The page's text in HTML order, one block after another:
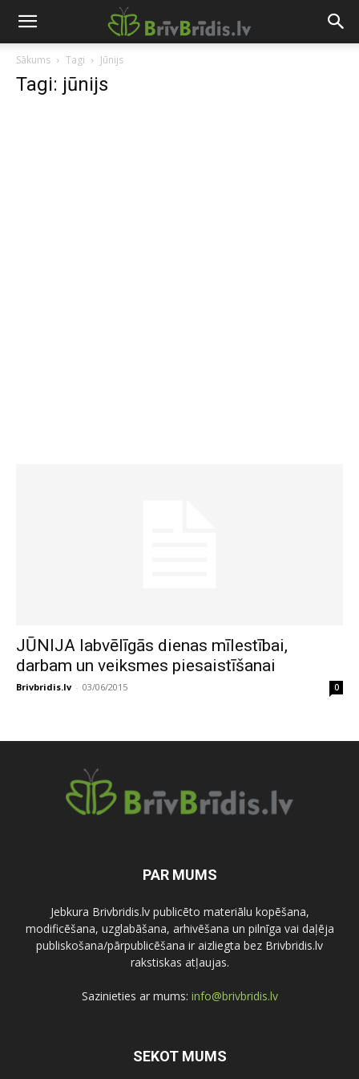
Sākums Tagi Jūnijs
Tagi: jūnijs
JŪNIJA labvēlīgās dienas mīlestībai,
darbam un veiksmes piesaistīšanai
Brivbridis.lv - 03/06/2015 0
PAR MUMS
Jebkura Brivbridis.lv publicēto materiālu kopēšana,
modificēšana, uzglabāšana, arhivēšana un pilnīga vai daļēja
publiskošana/pārpublicēšana ir aizliegta bez Brivbridis.lv
rakstiskas atļaujas.
Sazinieties ar mums: info@brivbridis.lv
SEKOT MUMS